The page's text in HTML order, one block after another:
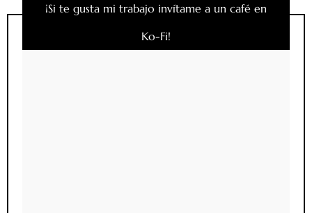
¡Si te gusta mi trabajo invítame a un café en
Ko-Fi!